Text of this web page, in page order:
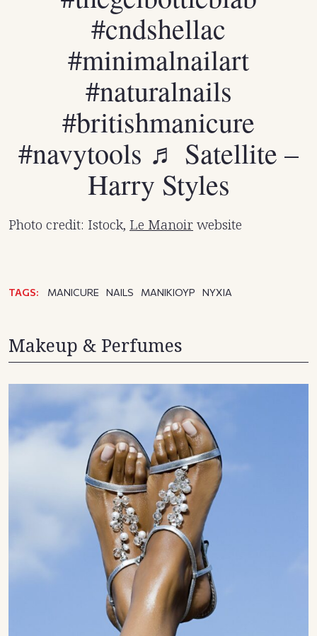
#cndshellac
#minimalnailart
#naturalnails
#britishmanicure
#navytools ♬ Satellite –
Harry Styles
Photo credit: Istock, Le Manoirwebsite
TAGS: MANICURE NAILS ΜΑΝΙΚΙΟΥΡ ΝΥΧΙΑ
Makeup & Perfumes